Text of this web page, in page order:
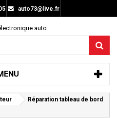
auto73@live.fr
Réparation tableau de bord